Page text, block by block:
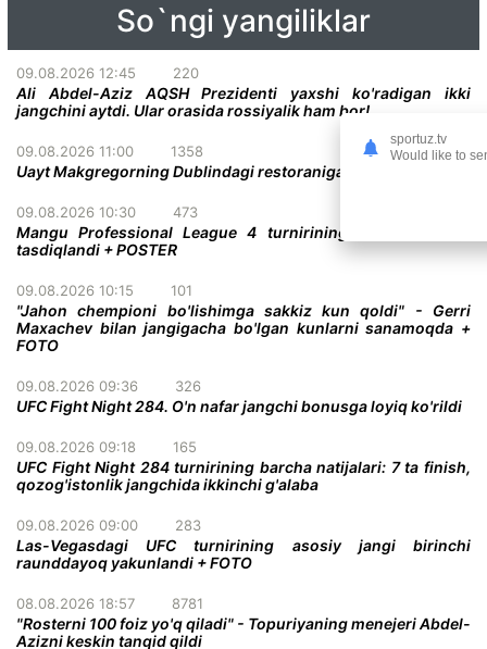
So`ngi yangiliklar
09.08.2026 12:45 220
Ali Abdel-Aziz AQSH Prezidenti yaxshi ko'radigan ikki
jangchini aytdi. Ular orasida rossiyalik ham bor!
09.08.2026 11:00 1358
Uayt Makgregorning Dublindagi restoraniga tashrif buyurdi
09.08.2026 10:30 473
Mangu Professional League 4 turnirining yana bir jangi
tasdiqlandi + POSTER
09.08.2026 10:15 101
"Jahon chempioni bo'lishimga sakkiz kun qoldi" - Gerri
Maxachev bilan jangigacha bo'lgan kunlarni sanamoqda +
FOTO
09.08.2026 09:36 326
UFC Fight Night 284. O'n nafar jangchi bonusga loyiq ko'rildi
09.08.2026 09:18 165
UFC Fight Night 284 turnirining barcha natijalari: 7 ta finish,
qozog'istonlik jangchida ikkinchi g'alaba
09.08.2026 09:00 283
Las-Vegasdagi UFC turnirining asosiy jangi birinchi
raunddayoq yakunlandi + FOTO
08.08.2026 18:57 8781
"Rosterni 100 foiz yo'q qiladi" - Topuriyaning menejeri Abdel-
Azizni keskin tanqid qildi
sportuz.tv
Would like to